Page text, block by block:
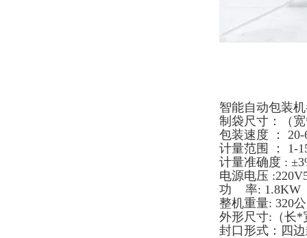
智能自动包装
制袋尺寸：（
包装速度 ：
计量范围 ： 1-
计量准确度 :
电源电压
功 率: 1.8KW
整机重量: 320
外形尺寸:（长*
封口形式：四